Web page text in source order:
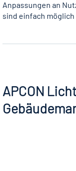
Anpassungen an
sind einfach
APCON